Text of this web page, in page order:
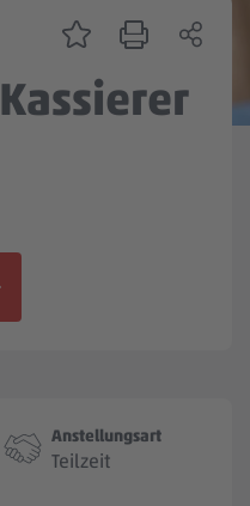
Anstellungsart
Teilzeit